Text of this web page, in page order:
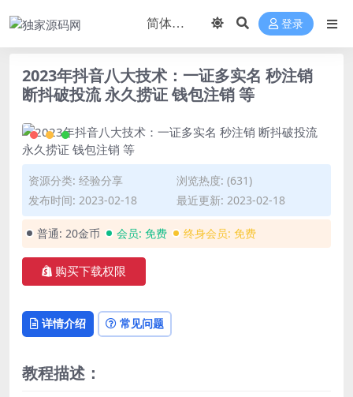
登录
2023年抖音八大技术：一证多实名 秒注销
断抖破投流 永久捞证 钱包注销 等
资源分类: 经验分享
浏览热度: (631)
发布时间: 2023-02-18
最近更新: 2023-02-18
普通: 20金币 会员: 免费 终身会员: 免费
购买下载权限
详情介绍 常见问题
教程描述：